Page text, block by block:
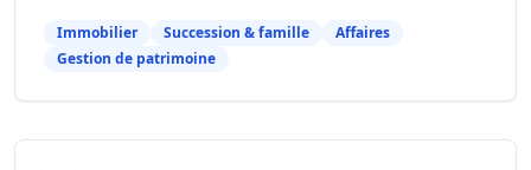
Immobilier Succession & famille
Affaires
Gestion de patrimoine